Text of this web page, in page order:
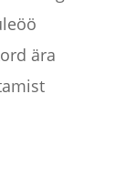
ära